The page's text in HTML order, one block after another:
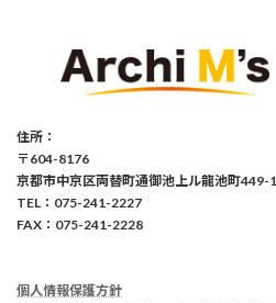
住所：
〒604-8176
京都市中京区両替町通御池上ル龍池町449-1
TEL：075-241-2227
FAX：075-241-2228
個人情報保護方針